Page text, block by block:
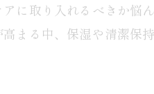
に取り入れるべきか悩
まる中、保湿や清潔保